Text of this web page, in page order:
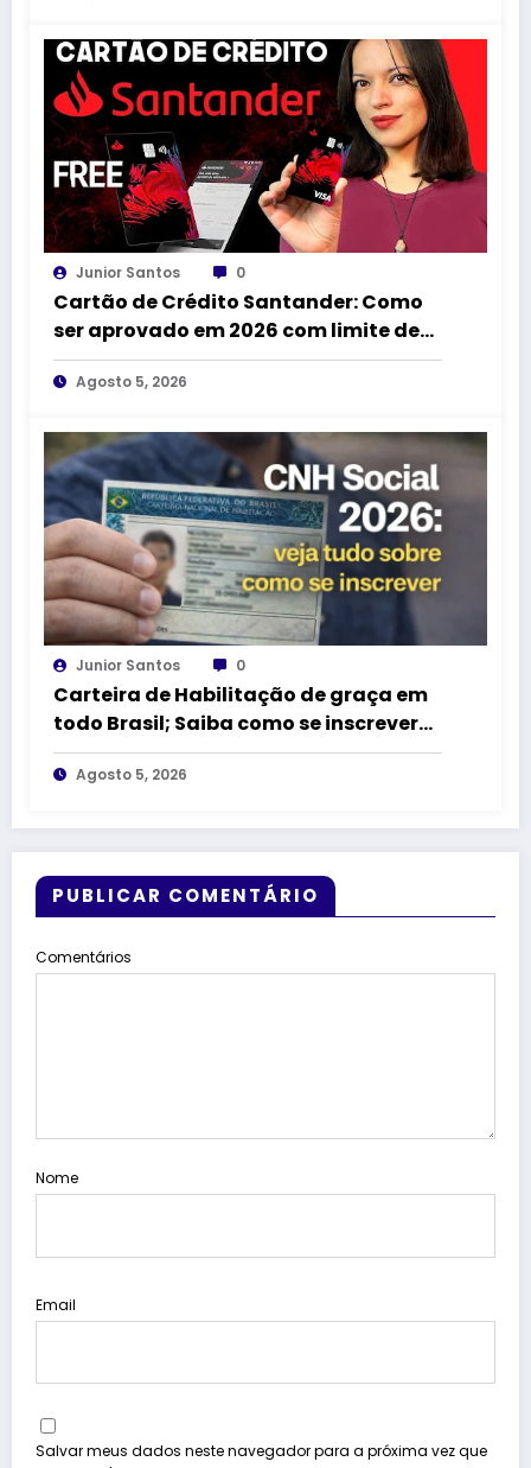
Junior Santos 0
Cartão de Crédito Santander: Como
ser aprovado em 2026 com limite de
até R$ 5.000,00
Agosto 5, 2026
Junior Santos 0
Carteira de Habilitação de graça em
todo Brasil; Saiba como se inscrever
para ter CNH GRÁTIS
Agosto 5, 2026
PUBLICAR COMENTÁRIO
Comentários
Nome
Email
Salvar meus dados neste navegador para a próxima vez que